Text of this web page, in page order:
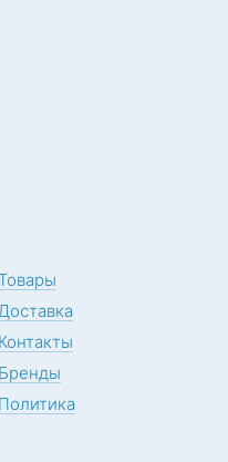
Контакты
Бренды
Политика